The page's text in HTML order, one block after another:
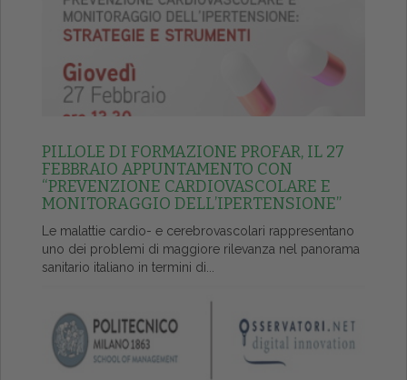
PILLOLE DI FORMAZIONE PROFAR, IL 27
FEBBRAIO APPUNTAMENTO CON
“PREVENZIONE CARDIOVASCOLARE E
MONITORAGGIO DELL’IPERTENSIONE”
Le malattie cardio- e cerebrovascolari rappresentano
uno dei problemi di maggiore rilevanza nel panorama
sanitario italiano in termini di...